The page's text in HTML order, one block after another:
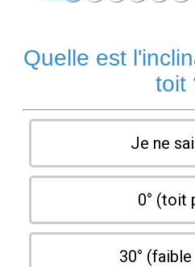
Quelle est
toit
Je ne
0° (toit
30°